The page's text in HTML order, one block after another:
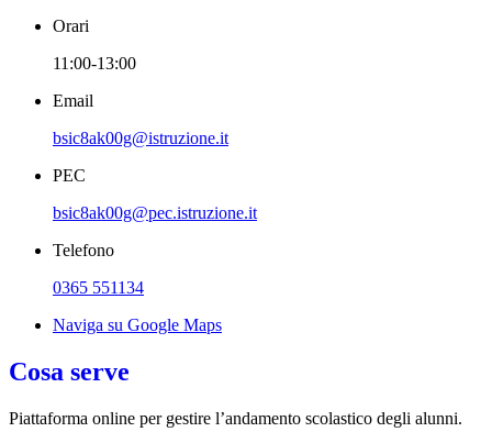
Orari
11:00-13:00
Email
bsic8ak00g@istruzione.it
PEC
bsic8ak00g@pec.istruzione.it
Telefono
0365 551134
Naviga su Google Maps
Cosa serve
Piattaforma online per gestire l’andamento scolastico degli alunni.